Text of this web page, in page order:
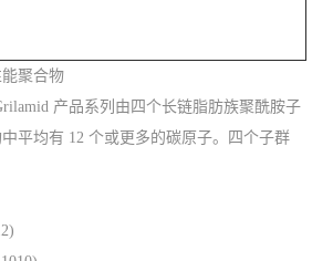
聚合物
产品系列由四个长链脂肪族聚酰胺子
平均有 12 个或更多的碳原子。四个子群